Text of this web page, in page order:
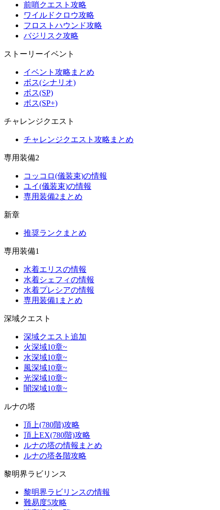
前哨クエスト攻略
ワイルドクロウ攻略
フロストハウンド攻略
バジリスク攻略
ストーリーイベント
イベント攻略まとめ
ボス(シナリオ)
ボス(SP)
ボス(SP+)
チャレンジクエスト
チャレンジクエスト攻略まとめ
専用装備2
コッコロ(儀装束)の情報
ユイ(儀装束)の情報
専用装備2まとめ
新章
推奨ランクまとめ
専用装備1
水着エリスの情報
水着シェフィの情報
水着プレシアの情報
専用装備1まとめ
深域クエスト
深域クエスト追加
火深域10章~
水深域10章~
風深域10章~
光深域10章~
闇深域10章~
ルナの塔
頂上(780階)攻略
頂上EX(780階)攻略
ルナの塔の情報まとめ
ルナの塔各階攻略
黎明界ラビリンス
黎明界ラビリンスの情報
難易度5攻略